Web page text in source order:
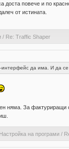
доста повече и по
от истината.
/ Re: Traffic Shaper
да има. И да
няма. За
Настройка на програми/